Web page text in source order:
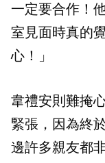
一定要合作！
室見面時真的
心！」
韋禮安則難掩
緊張，因為終
邊許多親友都